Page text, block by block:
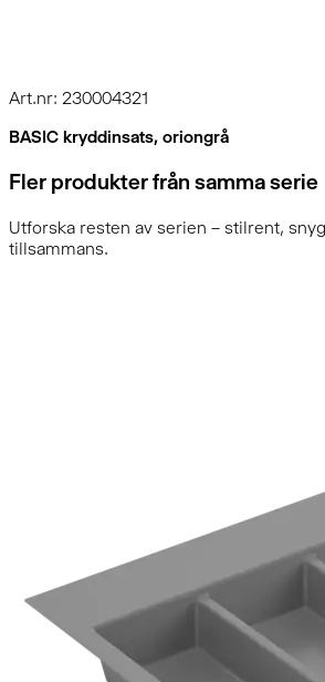
Art.nr: 230004321
BASIC kryddinsats, oriongrå
Fler produkter från samma serie
Utforska resten av serien – stilrent,
tillsammans.